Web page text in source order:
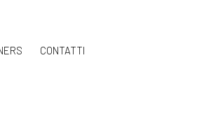
CONTATTI